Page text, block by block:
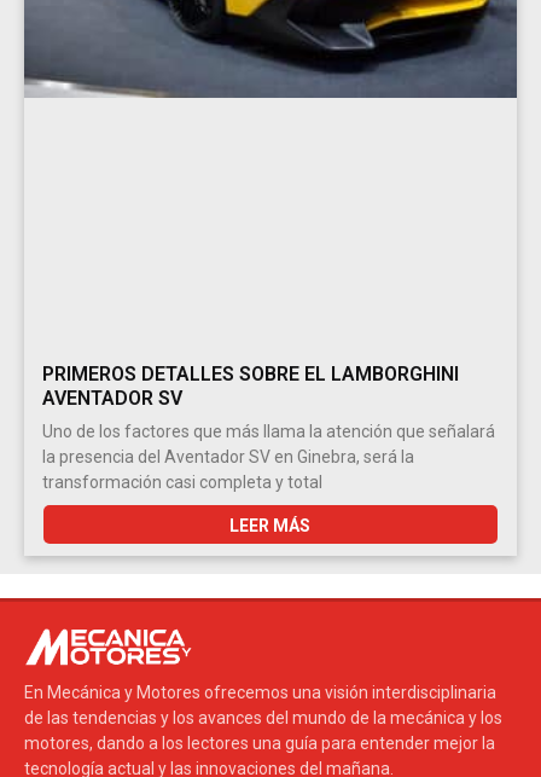
PRIMEROS DETALLES SOBRE EL LAMBORGHINI
AVENTADOR SV
Uno de los factores que más llama la atención que señalará
la presencia del Aventador SV en Ginebra, será la
transformación casi completa y total
LEER MÁS
En Mecánica y Motores ofrecemos una visión interdisciplinaria
de las tendencias y los avances del mundo de la mecánica y los
motores, dando a los lectores una guía para entender mejor la
tecnología actual y las innovaciones del mañana.